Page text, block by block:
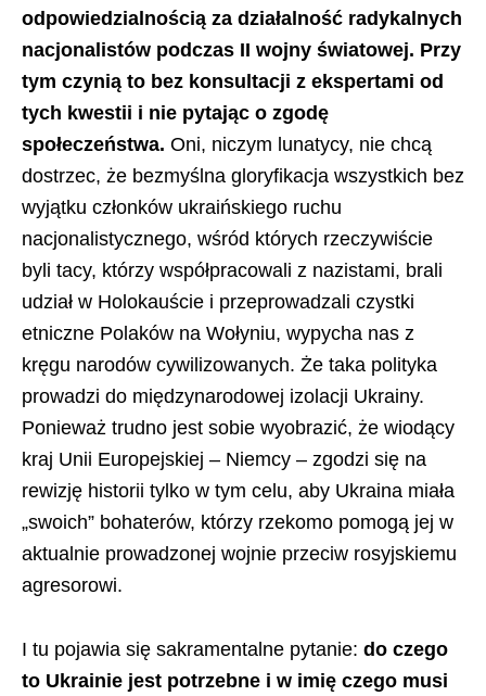
odpowiedzialnością za działalność radykalnych
nacjonalistów podczas II wojny światowej. Przy
tym czynią to bez konsultacji z ekspertami od
tych kwestii i nie pytając o zgodę
społeczeństwa. Oni, niczym lunatycy, nie chcą
dostrzec, że bezmyślna gloryfikacja wszystkich bez
wyjątku członków ukraińskiego ruchu
nacjonalistycznego, wśród których rzeczywiście
byli tacy, którzy współpracowali z nazistami, brali
udział w Holokauście i przeprowadzali czystki
etniczne Polaków na Wołyniu, wypycha nas z
kręgu narodów cywilizowanych. Że taka polityka
prowadzi do międzynarodowej izolacji Ukrainy.
Ponieważ trudno jest sobie wyobrazić, że wiodący
kraj Unii Europejskiej – Niemcy – zgodzi się na
rewizję historii tylko w tym celu, aby Ukraina miała
„swoich” bohaterów, którzy rzekomo pomogą jej w
aktualnie prowadzonej wojnie przeciw rosyjskiemu
agresorowi.
I tu pojawia się sakramentalne pytanie: do czego
to Ukrainie jest potrzebne i w imię czego musi